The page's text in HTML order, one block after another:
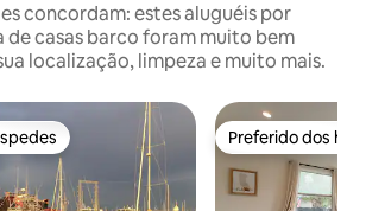
concordam: estes aluguéis por
casas barco foram muito bem
localização, limpeza e muito mais.
Preferido dos
Preferido dos